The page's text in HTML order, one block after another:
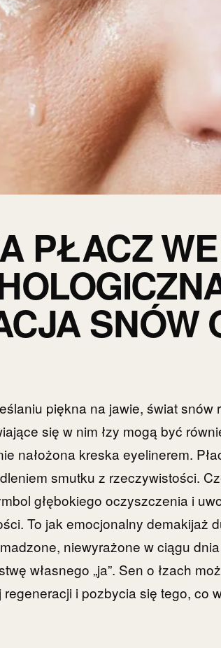
PŁACZ WE
SNÓW
piękna na jawie, świat snów
się w nim łzy mogą być
nałożona kreska eyelinerem.
smutku z rzeczywistości.
głębokiego oczyszczenia i
To jak emocjonalny demakijaż
niewyrażone w ciągu
własnego „ja”. Sen o łzach
i pozbycia się tego, co